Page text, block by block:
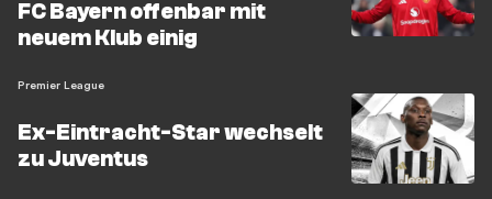
FC Bayern offenbar mit
neuem Klub einig
Premier League
Ex-Eintracht-Star wechselt
zu Juventus